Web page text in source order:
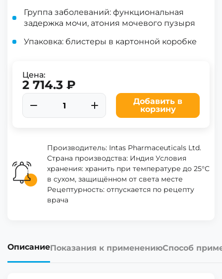
Группа заболеваний: функциональная
задержка мочи, атония мочевого пузыря
Упаковка: блистеры в картонной коробке
Цена:
2 714.3 ₽
Добавить в
корзину
Производитель: Intas Pharmaceuticals Ltd.
Страна производства: Индия Условия
хранения: хранить при температуре до 25°C
в сухом, защищённом от света месте
Рецептурность: отпускается по рецепту
врача
ОписаниеПоказания к применениюСпособ